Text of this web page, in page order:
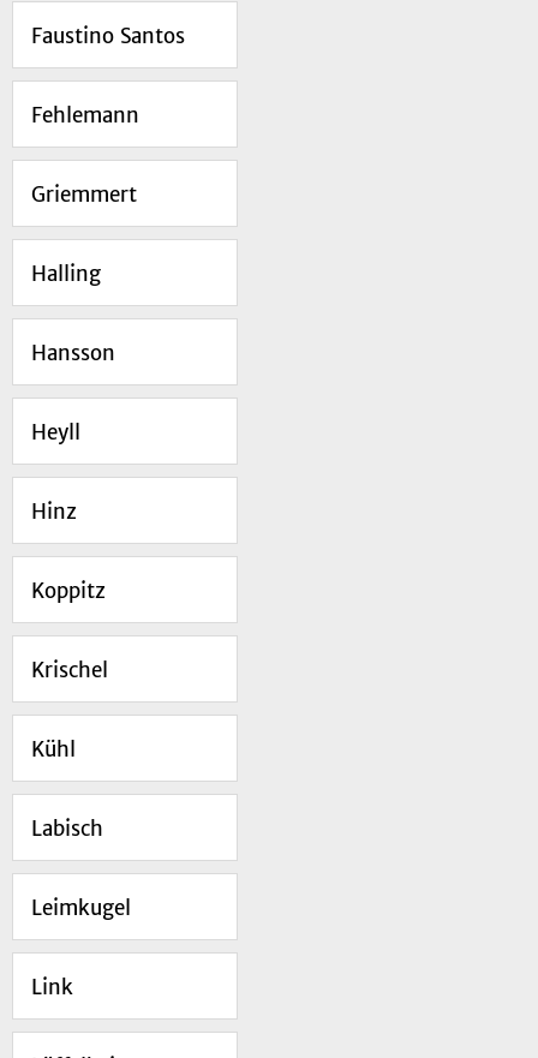
Faustino Santos
Fehlemann
Griemmert
Halling
Hansson
Heyll
Hinz
Koppitz
Krischel
Kühl
Labisch
Leimkugel
Link